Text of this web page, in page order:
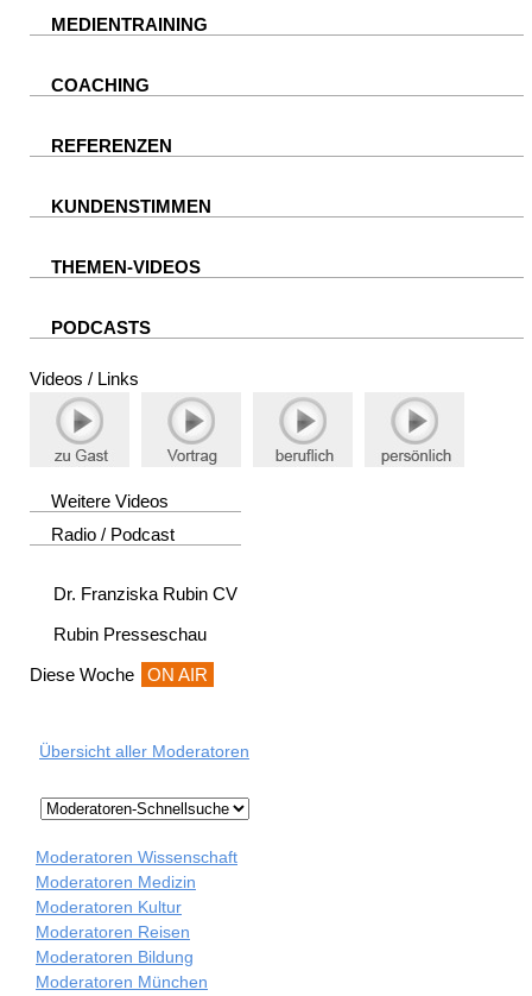
MEDIENTRAINING
COACHING
REFERENZEN
KUNDENSTIMMEN
THEMEN-VIDEOS
PODCASTS
Videos / Links
Weitere Videos
Radio / Podcast
Dr. Franziska Rubin CV
Rubin Presseschau
Diese Woche
ON AIR
Übersicht aller Moderatoren
Moderatoren Wissenschaft
Moderatoren Medizin
Moderatoren Kultur
Moderatoren Reisen
Moderatoren Bildung
Moderatoren München